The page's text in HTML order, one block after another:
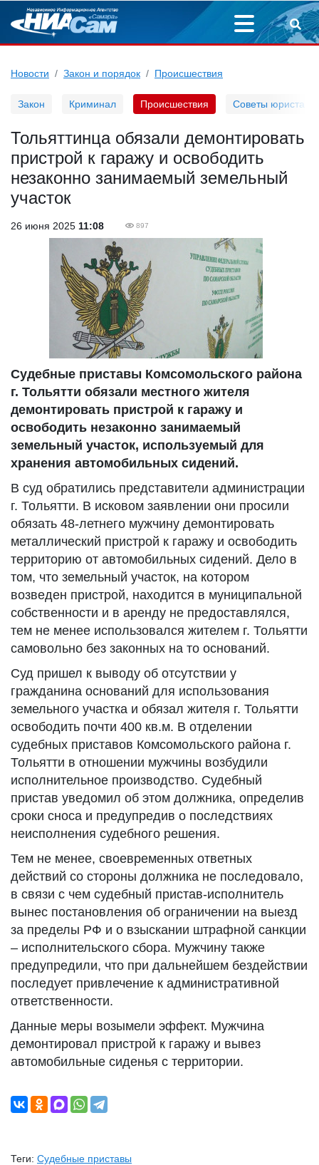
Новости Закон и порядок Происшествия
Закон Криминал Происшествия Советы юриста
Тольяттинца обязали демонтировать
пристрой к гаражу и освободить
незаконно занимаемый земельный
участок
26 июня 2025 11:08 897
Судебные приставы Комсомольского района
г. Тольятти обязали местного жителя
демонтировать пристрой к гаражу и
освободить незаконно занимаемый
земельный участок, используемый для
хранения автомобильных сидений.
В суд обратились представители администрации
г. Тольятти. В исковом заявлении они просили
обязать 48-летнего мужчину демонтировать
металлический пристрой к гаражу и освободить
территорию от автомобильных сидений. Дело в
том, что земельный участок, на котором
возведен пристрой, находится в муниципальной
собственности и в аренду не предоставлялся,
тем не менее использовался жителем г. Тольятти
самовольно без законных на то оснований.
Суд пришел к выводу об отсутствии у
гражданина оснований для использования
земельного участка и обязал жителя г. Тольятти
освободить почти 400 кв.м. В отделении
судебных приставов Комсомольского района г.
Тольятти в отношении мужчины возбудили
исполнительное производство. Судебный
пристав уведомил об этом должника, определив
сроки сноса и предупредив о последствиях
неисполнения судебного решения.
Тем не менее, своевременных ответных
действий со стороны должника не последовало,
в связи с чем судебный пристав-исполнитель
вынес постановления об ограничении на выезд
за пределы РФ и о взыскании штрафной санкции
– исполнительского сбора. Мужчину также
предупредили, что при дальнейшем бездействии
последует привлечение к административной
ответственности.
Данные меры возымели эффект. Мужчина
демонтировал пристрой к гаражу и вывез
автомобильные сиденья с территории.
Теги: Судебные приставы